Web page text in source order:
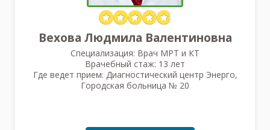
Вехова Людмила Валентиновна
Специализация: Врач МРТ и КТ
Врачебный стаж: 13 лет
Где ведет прием: Диагностический центр Энерго,
Городская больница № 20